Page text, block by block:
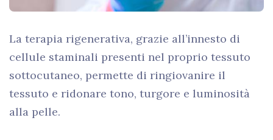
La terapia rigenerativa, grazie all’innesto di
cellule staminali presenti nel proprio tessuto
sottocutaneo, permette di ringiovanire il
tessuto e ridonare tono, turgore e luminosità
alla pelle.